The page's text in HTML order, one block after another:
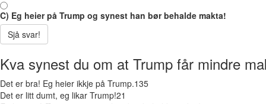
C) Eg heier på Trump og synest han bør behalde makta!
Sjå svar!
Kva synest du om at Trump får mindre
Det er bra! Eg heier ikkje på Trump.135
Det er litt dumt, eg likar Trump!21